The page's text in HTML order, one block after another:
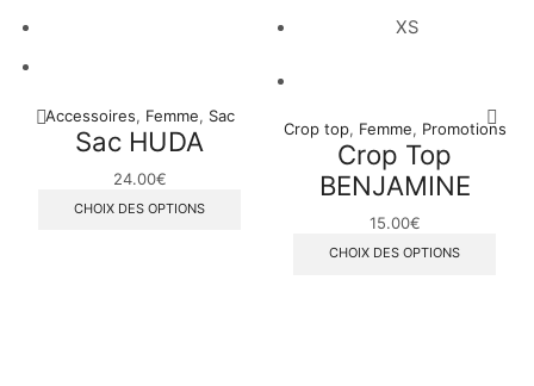
Accessoires, Femme, Sac
Sac HUDA
24.00€
CHOIX DES OPTIONS
XS
Crop top, Femme, Promotions
Crop Top
BENJAMINE
15.00€
CHOIX DES OPTIONS